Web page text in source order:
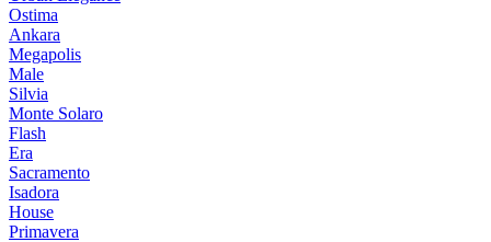
Ostima
Ankara
Megapolis
Male
Silvia
Monte Solaro
Flash
Era
Sacramento
Isadora
House
Primavera